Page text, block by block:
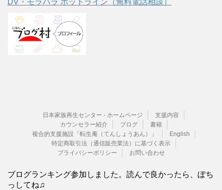
日本家族再生センター - ホームページ
支援内容
カウンセラー紹介
ブログ
書籍
複合的支援施設「転生庵（てんしょうあん）」
English
特定商取引法（通信販売業法）に基づく表示
プライバシーポリシー
お問い合わせ
ブログランキング参加しました。読んで良かったら、ぽち
っしてね♫